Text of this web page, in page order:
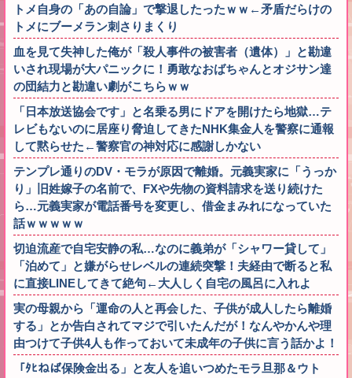
トメ自身の「あの自論」で撃退したったｗｗ←矛盾だらけの
トメにブーメラン刺さりまくり
血を見て失神した俺が「殺人事件の被害者（遺体）」と勘違
いされ現場が大パニックに！勇敢なおばちゃんとオジサン達
の団結力と勘違い劇がこちらｗｗ
「日本放送協会です」と名乗る男にドアを開けたら地獄…テ
レビもないのに居座り脅迫してきたNHK集金人を警察に通報
して黙らせた←警察官の神対応に感謝しかない
テンプレ通りのDV・モラが原因で離婚。元義実家に「うっか
り」旧姓嫁子の名前で、FXや先物の資料請求を送り続けた
ら…元義実家が電話番号を変更し、借金まみれになっていた
話ｗｗｗｗｗ
切迫流産で自宅安静の私…なのに義弟が「シャワー貸して」
「泊めて」と嫌がらせレベルの連続突撃！夫経由で断ると私
に直接LINEしてきて絶句←大人しく自宅の風呂に入れよ
実の母親から「運命の人と再会した、子供が成人したら離婚
する」とか告白されてマジで引いたんだが！なんやかんや理
由つけて子供4人も作っておいて未成年の子供に言う話かよ！
「ﾀﾋねば保険金出る」と友人を追いつめたモラ旦那＆ウト